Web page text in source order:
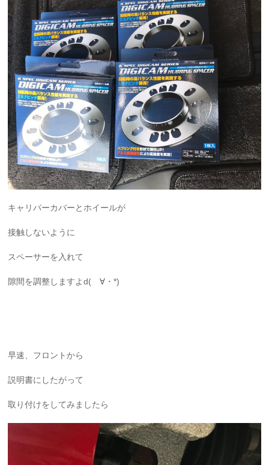
キャリパーカバーとホイールが
接触しないように
スペーサーを入れて
隙間を調整しますよd(ゝ∀・*)
早速、フロントから
説明書にしたがって
取り付けをしてみましたら